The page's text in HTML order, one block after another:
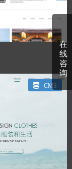
CMS
在
线
咨
询